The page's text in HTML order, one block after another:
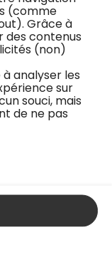
(comme
Grâce à
des contenus
(non)
analyser les
sur
souci, mais
de ne pas
120€48€